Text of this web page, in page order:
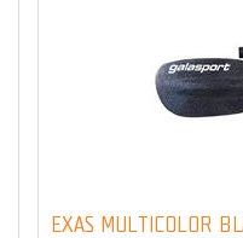
EXAS MULTICOLOR